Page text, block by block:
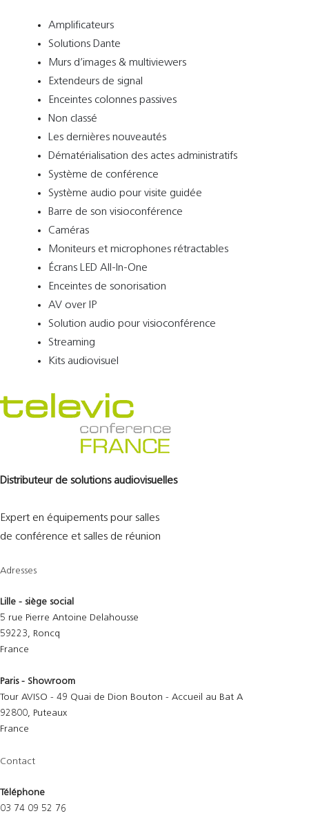
Amplificateurs
Solutions Dante
Murs d’images & multiviewers
Extendeurs de signal
Enceintes colonnes passives
Non classé
Les dernières nouveautés
Dématérialisation des actes administratifs
Système de conférence
Système audio pour visite guidée
Barre de son visioconférence
Caméras
Moniteurs et microphones rétractables
Écrans LED All-In-One
Enceintes de sonorisation
AV over IP
Solution audio pour visioconférence
Streaming
Kits audiovisuel
Distributeur de solutions audiovisuelles
Expert en équipements pour salles
de conférence et salles de réunion
Adresses
Lille - siège social
5 rue Pierre Antoine Delahousse
59223, Roncq
France
Paris - Showroom
Tour AVISO - 49 Quai de Dion Bouton - Accueil au Bat A
92800, Puteaux
France
Contact
Téléphone
03 74 09 52 76